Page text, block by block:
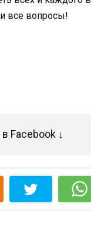
все вопросы!
Facebook ↓